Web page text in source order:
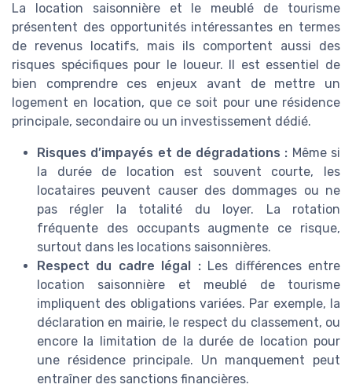
La location saisonnière et le meublé de tourisme
présentent des opportunités intéressantes en termes
de revenus locatifs, mais ils comportent aussi des
risques spécifiques pour le loueur. Il est essentiel de
bien comprendre ces enjeux avant de mettre un
logement en location, que ce soit pour une résidence
principale, secondaire ou un investissement dédié.
Risques d’impayés et de dégradations : Même si
la durée de location est souvent courte, les
locataires peuvent causer des dommages ou ne
pas régler la totalité du loyer. La rotation
fréquente des occupants augmente ce risque,
surtout dans les locations saisonnières.
Respect du cadre légal :Les différences entre
location saisonnière et meublé de tourisme
impliquent des obligations variées. Par exemple, la
déclaration en mairie, le respect du classement, ou
encore la limitation de la durée de location pour
une résidence principale. Un manquement peut
entraîner des sanctions financières.